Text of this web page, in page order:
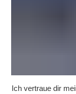
Ich vertraue dir